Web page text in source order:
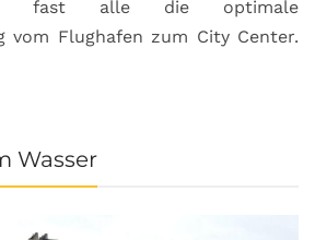
fast alle die optimale
vom Flughafen zum City Center.
Wasser